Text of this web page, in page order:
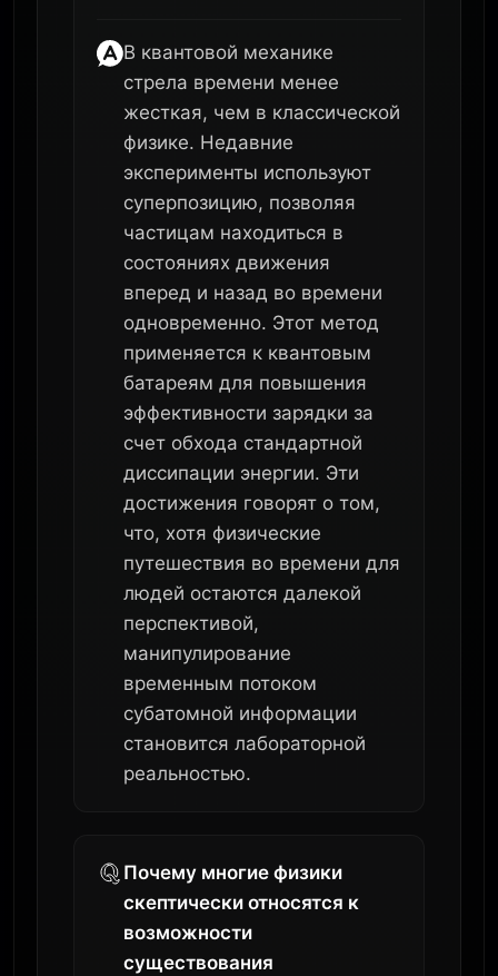
В квантовой механике
стрела времени менее
жесткая, чем в классической
физике. Недавние
эксперименты используют
суперпозицию, позволяя
частицам находиться в
состояниях движения
вперед и назад во времени
одновременно. Этот метод
применяется к квантовым
батареям для повышения
эффективности зарядки за
счет обхода стандартной
диссипации энергии. Эти
достижения говорят о том,
что, хотя физические
путешествия во времени для
людей остаются далекой
перспективой,
манипулирование
временным потоком
субатомной информации
становится лабораторной
реальностью.
Почему многие физики
скептически относятся к
возможности
существования